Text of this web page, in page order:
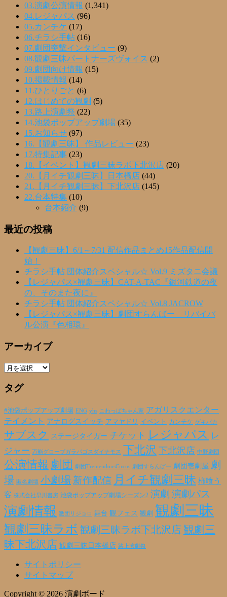
03.演劇公演情報 (1,341)
04.レジャパス (96)
05.カンチケ (17)
06.チラシ手帖 (16)
07.劇団突撃インタビュー (9)
08.観劇三昧パートナーズヴォイス (2)
09.劇団向け情報 (15)
10.掲載情報 (14)
11.ひとりごと (6)
12.はじめての観劇 (5)
13.路上演劇祭 (22)
14.池袋ポップアップ劇場 (35)
15.お知らせ (97)
16.【観劇三昧】 作品レビュー (23)
17.特集記事 (23)
18.【イベント】観劇三昧ラボ下北沢店 (20)
20.【月イチ観劇三昧】日本橋店 (44)
21.【月イチ観劇三昧】下北沢店 (145)
22.台本特集 (10)
台本紹介 (9)
最近の投稿
【観劇三昧】6/1～7/31 配信作品まとめ15作品配信開
始！
チラシ手帖 団体紹介スペシャル☆ Vol.9 ミズタニ会議
【レジャパス×観劇三昧】CAT-A-TAC『銀河鉄道の夜
の、そのまた夜に』
チラシ手帖 団体紹介スペシャル☆ Vol.8 JACROW
【レジャパス×観劇三昧】劇団すらんばー リバイバ
ル公演『色相環』
アーカイブ
ア
カ
ブ
タグ
#池袋ポップアップ劇場 ENG yhs こわっぱちゃん家 アガリスクエンター
テイメント アナログスイッチ アマヤドリ イベント カンチケ ゲキバカ
サブスク ステージタイガー チケット レジャパス レ
ジャー 万能グローブガラパゴスダイナモス 下北沢 下北沢店 中野劇団
公演情報 劇団 劇団TremendousCircus 劇団すらんばー 劇団壱劇屋 劇
場 匿名劇壇 小劇場 新作配信 月イチ観劇三昧 柿喰う
客 株式会社早川書房 池袋ポップアップ劇場シーズン2 演劇 演劇パス
演劇情報 激団リジョロ 舞台 観フェス 観劇 観劇三昧
観劇三昧ラボ 観劇三昧ラボ下北沢店観劇三
昧下北沢店 観劇三昧日本橋店 路上演劇祭
サイトポリシー
サイトマップ
Copyright © 2026 演劇ボード